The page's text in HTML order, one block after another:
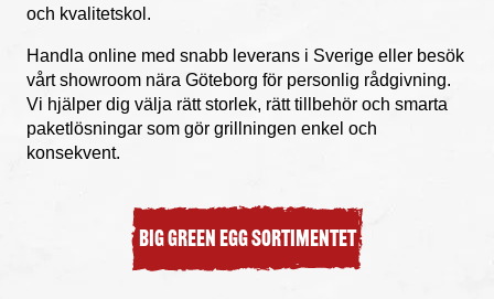
och kvalitetskol.
Handla online med snabb leverans i Sverige eller besök
vårtshowroom nära Göteborg för personlig rådgivning.
Vi hjälper dig välja rätt storlek, rätt tillbehör och smarta
paketlösningar som gör grillningen enkel och
konsekvent.
BIG GREEN EGG SORTIMENTET